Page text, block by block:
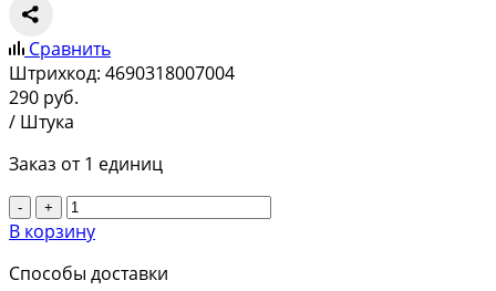
Сравнить
Штрихкод: 4690318007004
290 руб.
/ Штука
Заказ от 1 единиц
- +
В корзину
Способы доставки